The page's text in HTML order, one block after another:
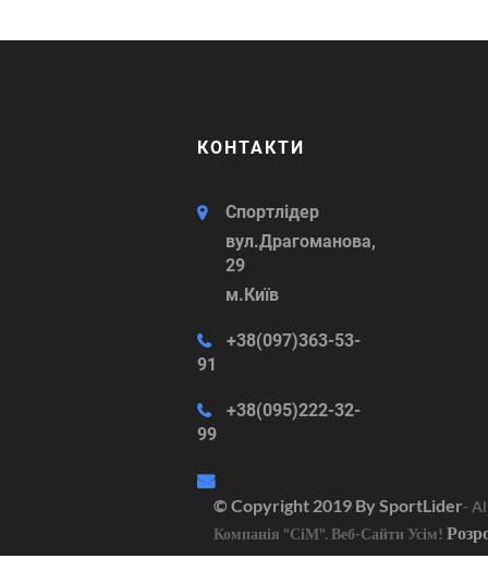
КОНТАКТИ
Спортлідер
вул.Драгоманова,
29
м.Київ
+38(097)363-53-
91
+38(095)222-32-
99
© Copyright 2019 BySportLider-
Компанія "СіМ". Веб-Сайти Усім!